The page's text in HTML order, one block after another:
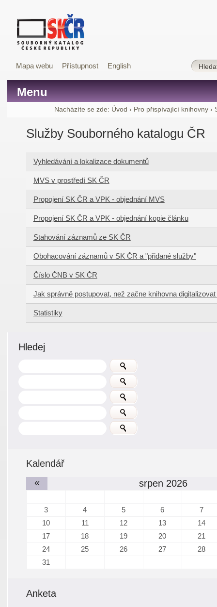
Mapa webu Přístupnost English
Menu
Nacházíte se zde: Úvod › Pro přispívající knihovny ›
Služby Souborného katalogu ČR
Vyhledávání a lokalizace dokumentů
MVS v prostředí SK ČR
Propojení SK ČR a VPK - objednání MVS
Propojení SK ČR a VPK - objednání kopie článku
Stahování záznamů ze SK ČR
Obohacování záznamů v SK ČR a "přidané služby"
Číslo ČNB v SK ČR
Jak správně postupovat, než začne knihovna
Statistiky
Hledej
Kalendář
«
srpen 2026
3 4 5 6
7
10
11 12 13
14
17
18 19 20
21
24
25 26 27
28
31
Anketa